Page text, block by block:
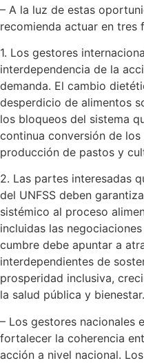
– A la luz de estas
recomienda actuar en tres
1. Los gestores
interdependencia de la
demanda. El cambio
desperdicio de alimentos
los bloqueos del sistema
continua conversión de
producción de pastos y
2. Las partes interesadas
del UNFSS deben
sistémico al proceso
incluidas las
cumbre debe apuntar a
interdependientes de
prosperidad inclusiva,
la salud pública y bienestar.
– Los gestores nacionales
fortalecer la coherencia
acción a nivel nacional.